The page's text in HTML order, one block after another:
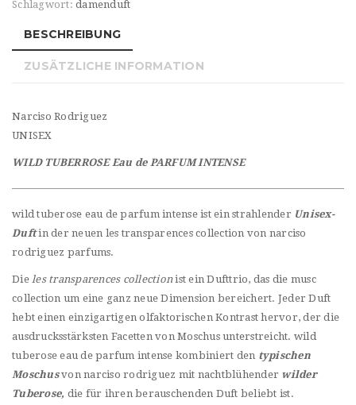
Eau
INTENSE
Schlagwort: damenduft
BESCHREIBUNG
ZUSÄTZLICHE INFORMATION
Narciso Rodriguez
UNISEX
WILD TUBERROSE Eau de PARFUM INTENSE
wild tuberose eau de parfum intense ist ein strahlender Unisex-
Duftin der neuen les transparences collection von narciso
rodriguez parfums.
Die les transparences collectionist ein Dufttrio, das die musc
collection um eine ganz neue Dimension bereichert. Jeder Duft
hebt einen einzigartigen olfaktorischen Kontrast hervor, der die
ausdrucksstärksten Facetten von Moschus unterstreicht. wild
tuberose eau de parfum intense kombiniert den typischen
Moschusvon narciso rodriguez mit nachtblühender wilder
Tuberose, die für ihren berauschenden Duft beliebt ist.